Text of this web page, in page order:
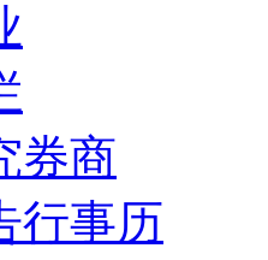
券商
行事历